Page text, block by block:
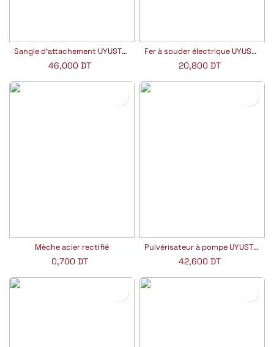
Sangle d’attachement UYUSTOOLS
46,000DT
Fer à souder électrique UYUSTOOLS
20,800 DT
Mèche acier rectifié
0,700DT
Pulvérisateur à pompe UYUSTOOLS
42,600 DT